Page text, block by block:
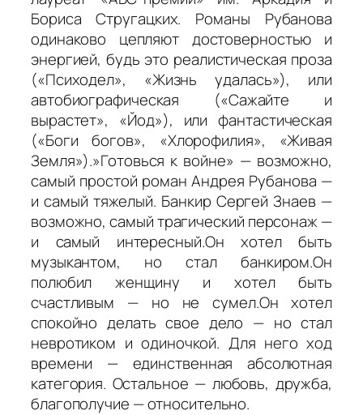
Бориса Стругацких. Романы Рубанова
одинаково цепляют достоверностью и
энергией, будь это реалистическая проза
(«Психодел», «Жизнь удалась»), или
автобиографическая («Сажайте и
вырастет», «Йод»), или фантастическая
(«Боги богов», «Хлорофилия», «Живая
Земля»).»Готовься к войне» — возможно,
самый простой роман Андрея Рубанова —
и самый тяжелый. Банкир Сергей Знаев —
возможно, самый трагический персонаж —
и самый интересный.Он хотел быть
музыкантом, но стал банкиром.Он
полюбил женщину и хотел быть
счастливым — но не сумел.Он хотел
спокойно делать свое дело — но стал
невротиком и одиночкой. Для него ход
времени — единственная абсолютная
категория. Остальное — любовь, дружба,
благополучие — относительно.